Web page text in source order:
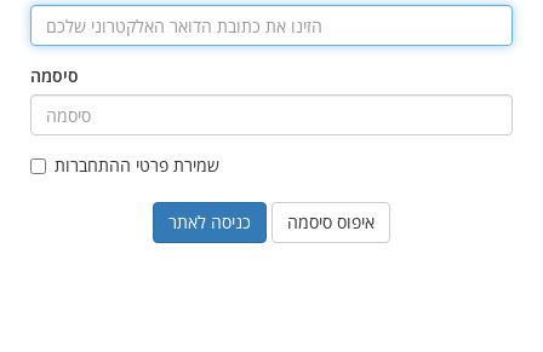
סיסמה
שמירת פרטי ההתחברות
איפוס סיסמה